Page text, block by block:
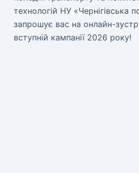
технологій НУ «Чернігівська
запрошує вас на онлайн-
вступній кампанії 2026 року!